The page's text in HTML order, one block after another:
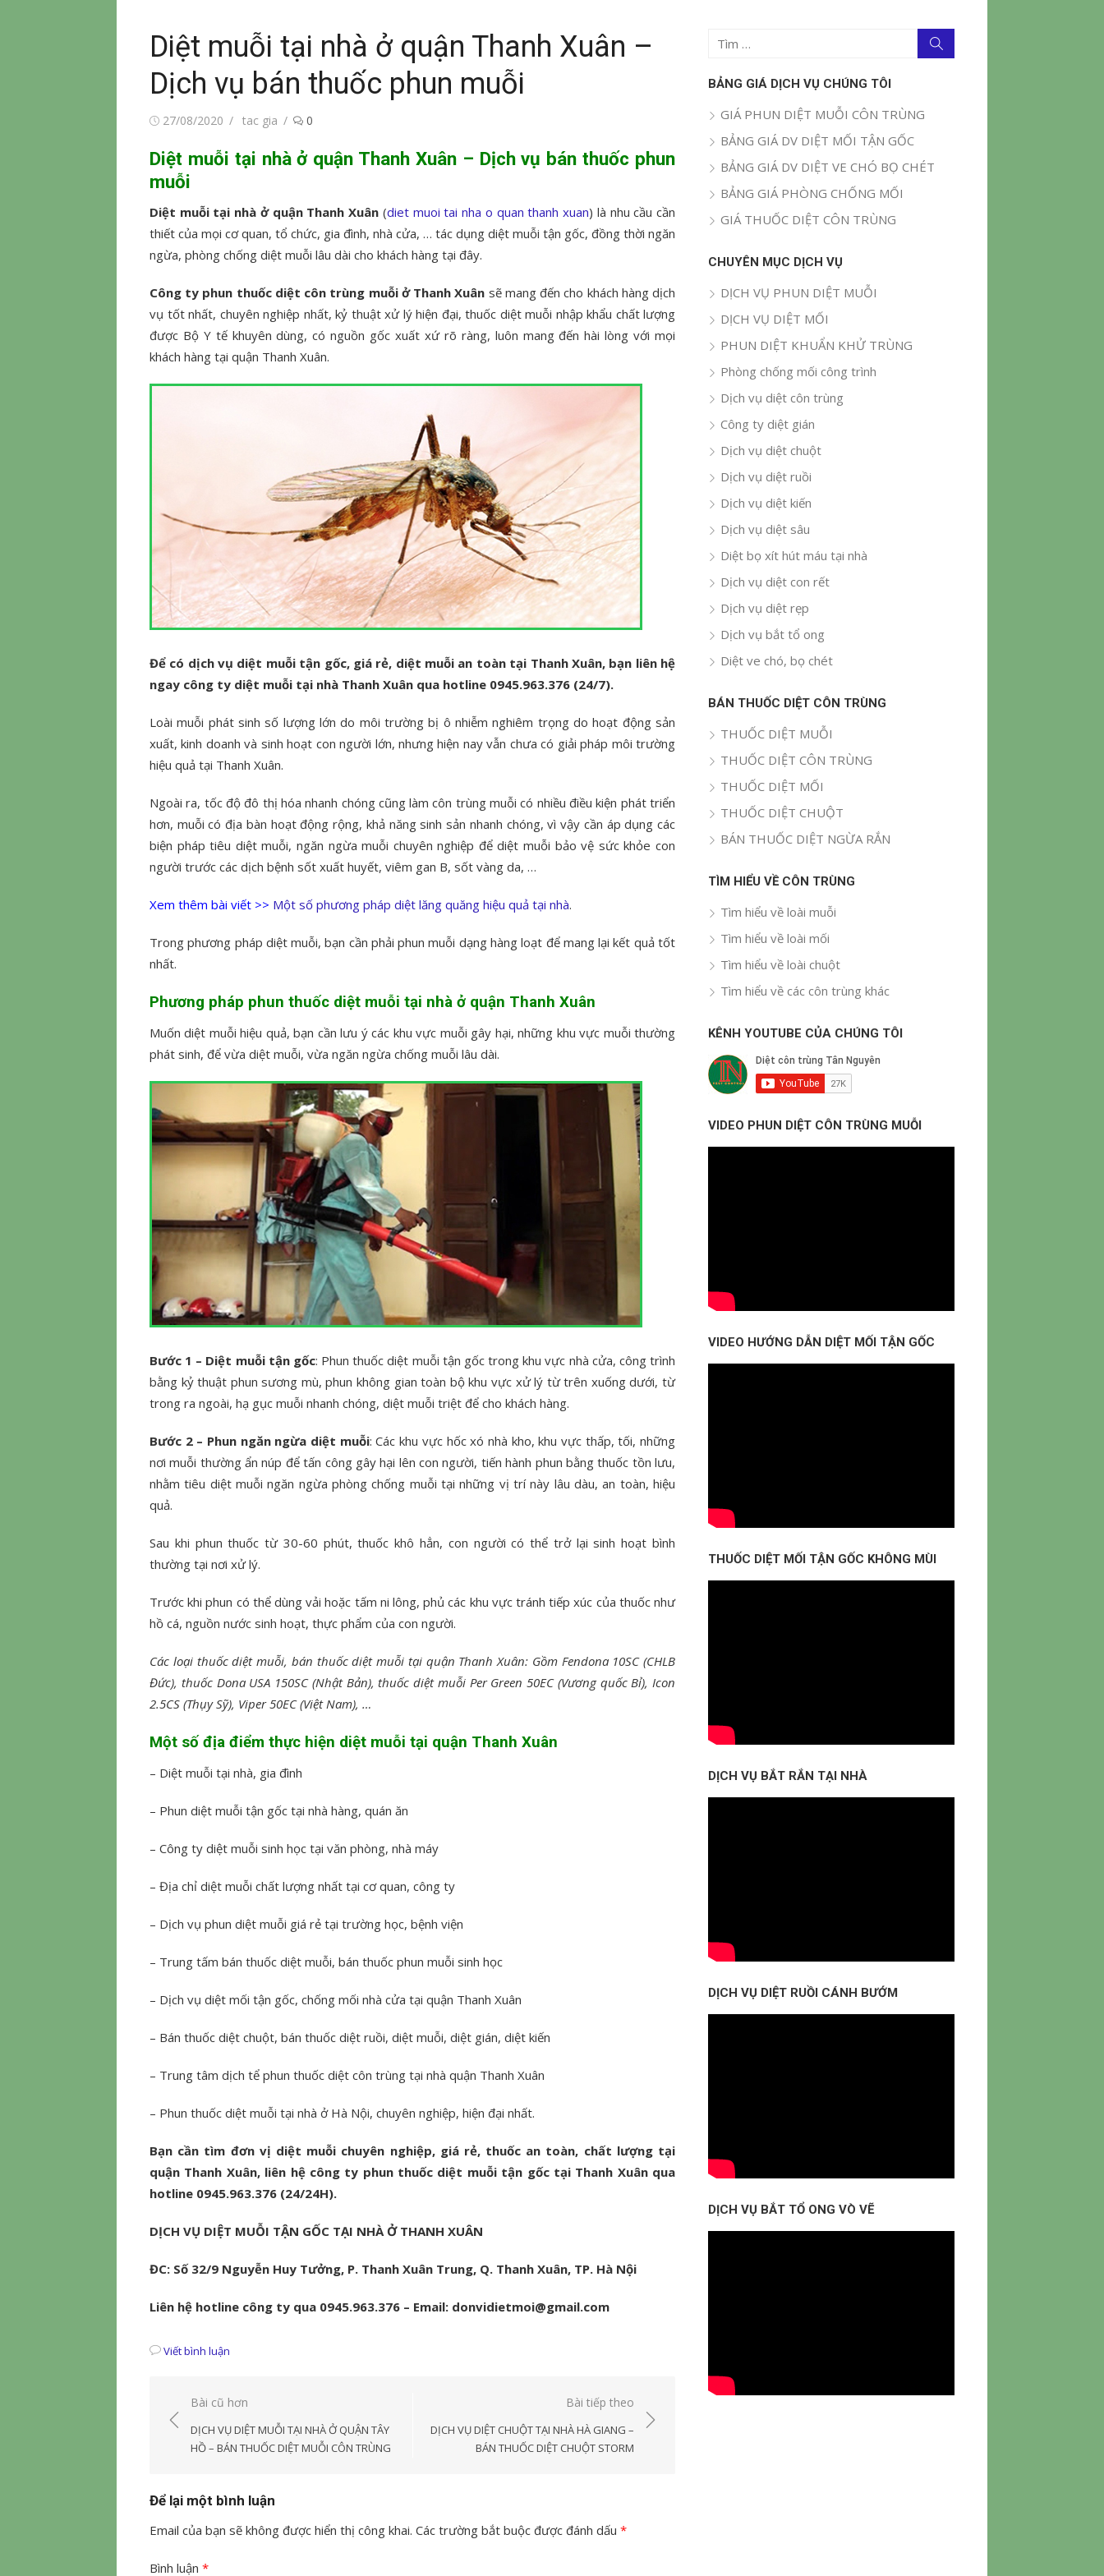
Diệt muỗi tại nhà ở quận Thanh Xuân –
Dịch vụ bán thuốc phun muỗi
Đăng27/08/2020
Tác
tac gia 0
Diệt muỗi tại nhà ở quận Thanh Xuân – Dịch vụ bán thuốc phun
muỗi
Diệt muỗi tại nhà ở quận Thanh Xuân (diet muoi tai nha o quan thanh xuan) là nhu cầu cần
thiết của mọi cơ quan, tổ chức, gia đình, nhà cửa, … tác dụng diệt muỗi tận gốc, đồng thời ngăn
ngừa, phòng chống diệt muỗi lâu dài cho khách hàng tại đây.
Công ty phun thuốc diệt côn trùng muỗi ở Thanh Xuân sẽ mang đến cho khách hàng dịch
vụ tốt nhất, chuyên nghiệp nhất, kỷ thuật xử lý hiện đại, thuốc diệt muỗi nhập khẩu chất lượng
được Bộ Y tế khuyên dùng, có nguồn gốc xuất xứ rõ ràng, luôn mang đến hài lòng với mọi
khách hàng tại quận Thanh Xuân.
Để có dịch vụ diệt muỗi tận gốc, giá rẻ, diệt muỗi an toàn tại Thanh Xuân, bạn liên hệ
ngay công ty diệt muỗi tại nhà Thanh Xuân qua hotline 0945.963.376 (24/7).
Loài muỗi phát sinh số lượng lớn do môi trường bị ô nhiễm nghiêm trọng do hoạt động sản
xuất, kinh doanh và sinh hoạt con người lớn, nhưng hiện nay vẫn chưa có giải pháp môi trường
hiệu quả tại Thanh Xuân.
Ngoài ra, tốc độ đô thị hóa nhanh chóng cũng làm côn trùng muỗi có nhiều điều kiện phát triển
hơn, muỗi có địa bàn hoạt động rộng, khả năng sinh sản nhanh chóng, vì vậy cần áp dụng các
biện pháp tiêu diệt muỗi, ngăn ngừa muỗi chuyên nghiệp để diệt muỗi bảo vệ sức khỏe con
người trước các dịch bệnh sốt xuất huyết, viêm gan B, sốt vàng da, …
Xem thêm bài viết >> Một số phương pháp diệt lăng quăng hiệu quả tại nhà.
Trong phương pháp diệt muỗi, bạn cần phải phun muỗi dạng hàng loạt để mang lại kết quả tốt
nhất.
Phương pháp phun thuốc diệt muỗi tại nhà ở quận Thanh Xuân
Muốn diệt muỗi hiệu quả, bạn cần lưu ý các khu vực muỗi gây hại, những khu vực muỗi thường
phát sinh, để vừa diệt muỗi, vừa ngăn ngừa chống muỗi lâu dài.
Bước 1 – Diệt muỗi tận gốc: Phun thuốc diệt muỗi tận gốc trong khu vực nhà cửa, công trình
bằng kỷ thuật phun sương mù, phun không gian toàn bộ khu vực xử lý từ trên xuống dưới, từ
trong ra ngoài, hạ gục muỗi nhanh chóng, diệt muỗi triệt để cho khách hàng.
Bước 2 – Phun ngăn ngừa diệt muỗi: Các khu vực hốc xó nhà kho, khu vực thấp, tối, những
nơi muỗi thường ẩn núp để tấn công gây hại lên con người, tiến hành phun bằng thuốc tồn lưu,
nhằm tiêu diệt muỗi ngăn ngừa phòng chống muỗi tại những vị trí này lâu dàu, an toàn, hiệu
quả.
Sau khi phun thuốc từ 30-60 phút, thuốc khô hẳn, con người có thể trở lại sinh hoạt bình
thường tại nơi xử lý.
Trước khi phun có thể dùng vải hoặc tấm ni lông, phủ các khu vực tránh tiếp xúc của thuốc như
hồ cá, nguồn nước sinh hoạt, thực phẩm của con người.
Các loại thuốc diệt muỗi, bán thuốc diệt muỗi tại quận Thanh Xuân: Gồm Fendona 10SC (CHLB
Đức), thuốc Dona USA 150SC (Nhật Bản), thuốc diệt muỗi Per Green 50EC (Vương quốc Bỉ), Icon
2.5CS (Thụy Sỹ), Viper 50EC (Việt Nam), …
Một số địa điểm thực hiện diệt muỗi tại quận Thanh Xuân
– Diệt muỗi tại nhà, gia đình
– Phun diệt muỗi tận gốc tại nhà hàng, quán ăn
– Công ty diệt muỗi sinh học tại văn phòng, nhà máy
– Địa chỉ diệt muỗi chất lượng nhất tại cơ quan, công ty
– Dịch vụ phun diệt muỗi giá rẻ tại trường học, bệnh viện
– Trung tấm bán thuốc diệt muỗi, bán thuốc phun muỗi sinh học
– Dịch vụ diệt mối tận gốc, chống mối nhà cửa tại quận Thanh Xuân
– Bán thuốc diệt chuột, bán thuốc diệt ruồi, diệt muỗi, diệt gián, diệt kiến
– Trung tâm dịch tể phun thuốc diệt côn trùng tại nhà quận Thanh Xuân
– Phun thuốc diệt muỗi tại nhà ở Hà Nội, chuyên nghiệp, hiện đại nhất.
Bạn cần tìm đơn vị diệt muỗi chuyên nghiệp, giá rẻ, thuốc an toàn, chất lượng tại
quận Thanh Xuân, liên hệ công ty phun thuốc diệt muỗi tận gốc tại Thanh Xuân qua
hotline 0945.963.376 (24/24H).
DỊCH VỤ DIỆT MUỖI TẬN GỐC TẠI NHÀ Ở THANH XUÂN
ĐC: Số 32/9 Nguyễn Huy Tưởng, P. Thanh Xuân Trung, Q. Thanh Xuân, TP. Hà Nội
Liên hệ hotline công ty qua 0945.963.376 – Email: donvidietmoi@gmail.com
Viết bình luận
Điều
hướng
Bài cũ hơn
DỊCH VỤ DIỆT MUỖI TẠI NHÀ Ở QUẬN TÂY
HỒ – BÁN THUỐC DIỆT MUỖI CÔN TRÙNG
Bài tiếp theo
DỊCH VỤ DIỆT CHUỘT TẠI NHÀ HÀ GIANG –
BÁN THUỐC DIỆT CHUỘT STORM
Để lại một bình luận
Email của bạn sẽ không được hiển thị công khai. Các trường bắt buộc được đánh dấu *
Bình luận *
Tìm
quả
kiếm
BẢNG GIÁ DỊCH VỤ CHÚNG TÔI
GIÁ PHUN DIỆT MUỖI CÔN TRÙNG
BẢNG GIÁ DV DIỆT MỐI TẬN GỐC
BẢNG GIÁ DV DIỆT VE CHÓ BỌ CHÉT
BẢNG GIÁ PHÒNG CHỐNG MỐI
GIÁ THUỐC DIỆT CÔN TRÙNG
CHUYÊN MỤC DỊCH VỤ
DỊCH VỤ PHUN DIỆT MUỖI
DỊCH VỤ DIỆT MỐI
PHUN DIỆT KHUẨN KHỬ TRÙNG
Phòng chống mối công trình
Dịch vụ diệt côn trùng
Công ty diệt gián
Dịch vụ diệt chuột
Dịch vụ diệt ruồi
Dịch vụ diệt kiến
Dịch vụ diệt sâu
Diệt bọ xít hút máu tại nhà
Dịch vụ diệt con rết
Dịch vụ diệt rẹp
Dịch vụ bắt tổ ong
Diệt ve chó, bọ chét
BÁN THUỐC DIỆT CÔN TRÙNG
THUỐC DIỆT MUỖI
THUỐC DIỆT CÔN TRÙNG
THUỐC DIỆT MỐI
THUỐC DIỆT CHUỘT
BÁN THUỐC DIỆT NGỪA RẮN
TÌM HIỂU VỀ CÔN TRÙNG
Tìm hiểu về loài muỗi
Tìm hiểu về loài mối
Tìm hiểu về loài chuột
Tìm hiểu về các côn trùng khác
KÊNH YOUTUBE CỦA CHÚNG TÔI
VIDEO PHUN DIỆT CÔN TRÙNG MUỖI
VIDEO HƯỚNG DẪN DIỆT MỐI TẬN GỐC
THUỐC DIỆT MỐI TẬN GỐC KHÔNG MÙI
DỊCH VỤ BẮT RẮN TẠI NHÀ
DỊCH VỤ DIỆT RUỒI CÁNH BƯỚM
DỊCH VỤ BẮT TỔ ONG VÒ VẼ